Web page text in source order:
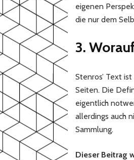
eigenen
die nur dem
3.
Stenros’ Text
Seiten. Die
eigentlich
allerdings auch
Sammlung.
Dieser Beitrag